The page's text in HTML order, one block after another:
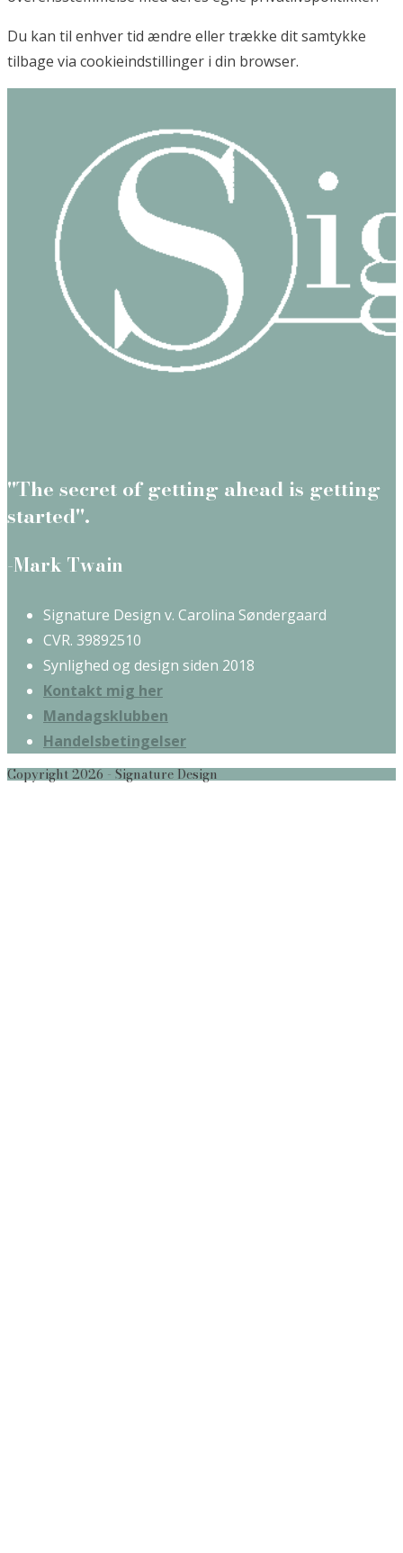
Du kan til enhver tid ændre eller trække dit samtykke
tilbage via cookieindstillinger i din browser.
"The secret of getting ahead is getting
started".
-Mark Twain
Signature Design v. Carolina Søndergaard
CVR. 39892510
Synlighed og design siden 2018
Kontakt mig her
Mandagsklubben
Handelsbetingelser
Copyright 2026 - Signature Design